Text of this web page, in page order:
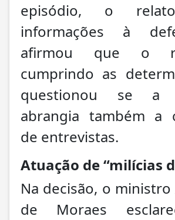
episódio, o
informações à
afirmou que o
cumprindo as
questionou se a
abrangia também a
de entrevistas.
Atuação de “milícias
Na decisão, o
de Moraes